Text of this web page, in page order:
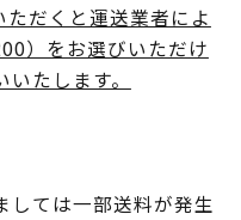
だくと運送業者によ
）をお選びいただけ
たします。
ては一部送料が発生